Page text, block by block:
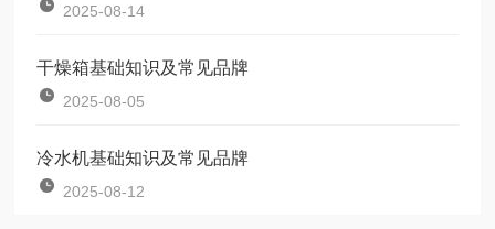
2025-08-14
干燥箱基础知识及常见品牌
2025-08-05
冷水机基础知识及常见品牌
2025-08-12